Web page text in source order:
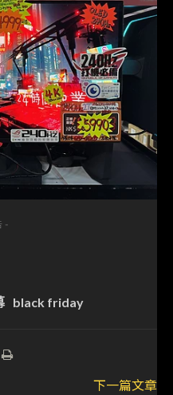
-
black friday
下一篇文章